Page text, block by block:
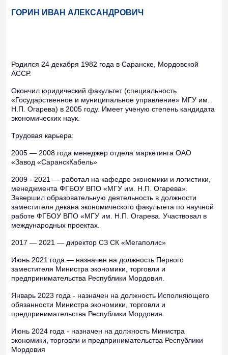
ГОРИН ИВАН АЛЕКСАНДРОВИЧ
Родился 24 декабря 1982 года в Саранске, Мордовской
АССР.
Окончил юридический факультет (специальность
«Государственное и муниципальное управление» МГУ им.
Н.П. Огарева) в 2005 году. Имеет ученую степень кандидата
экономических наук.
Трудовая карьера:
2005 — 2008 года менеджер отдела маркетинга ОАО
«Завод «СаранскКабель»
2009 - 2021 — работал на кафедре экономики и логистики,
менеджмента ФГБОУ ВПО «МГУ им. Н.П. Огарева».
Завершил образовательную деятельность в должности
заместителя декана экономического факультета по научной
работе ФГБОУ ВПО «МГУ им. Н.П. Огарева. Участвовал в
международных проектах.
2017 — 2021 — директор СЗ СК «Мегаполис»
Июнь 2021 года — назначен на должность Первого
заместителя Министра экономики, торговли и
предпринимательства Республики Мордовия.
Январь 2023 года - назначен на должность Исполняющего
обязанности Министра экономики, торговли и
предпринимательства Республики Мордовия.
Июнь 2024 года - назначен на должность Министра
экономики, торговли и предпринимательства Республики
Мордовия